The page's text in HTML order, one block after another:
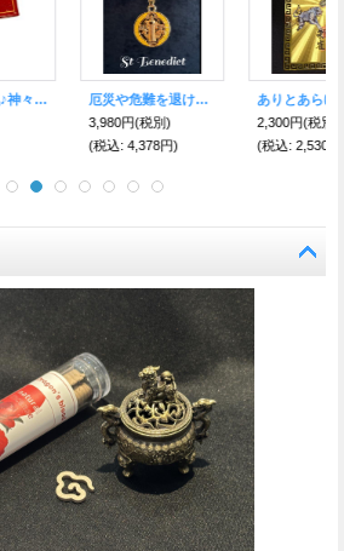
厄災や危難を退ける 魔除けの聖ベネディクト★ペンダント Yellow
(税別)
4,378円)
ありとあらゆる運気が上がる！四神相応★黄金護符
(税別)
(税込
2,530円)